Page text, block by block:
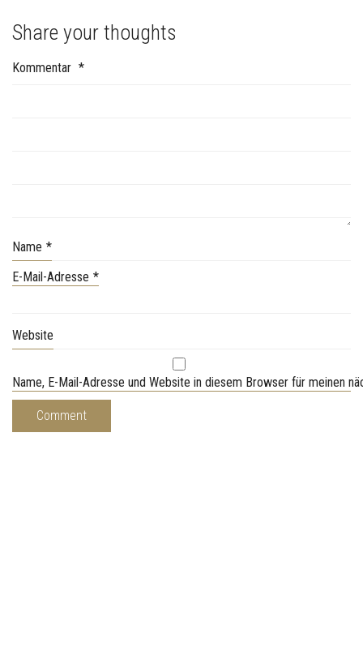
Share your thoughts
Kommentar *
Name *
E-Mail-Adresse *
Website
Name, E-Mail-Adresse und Website in diesem Browser für meinen